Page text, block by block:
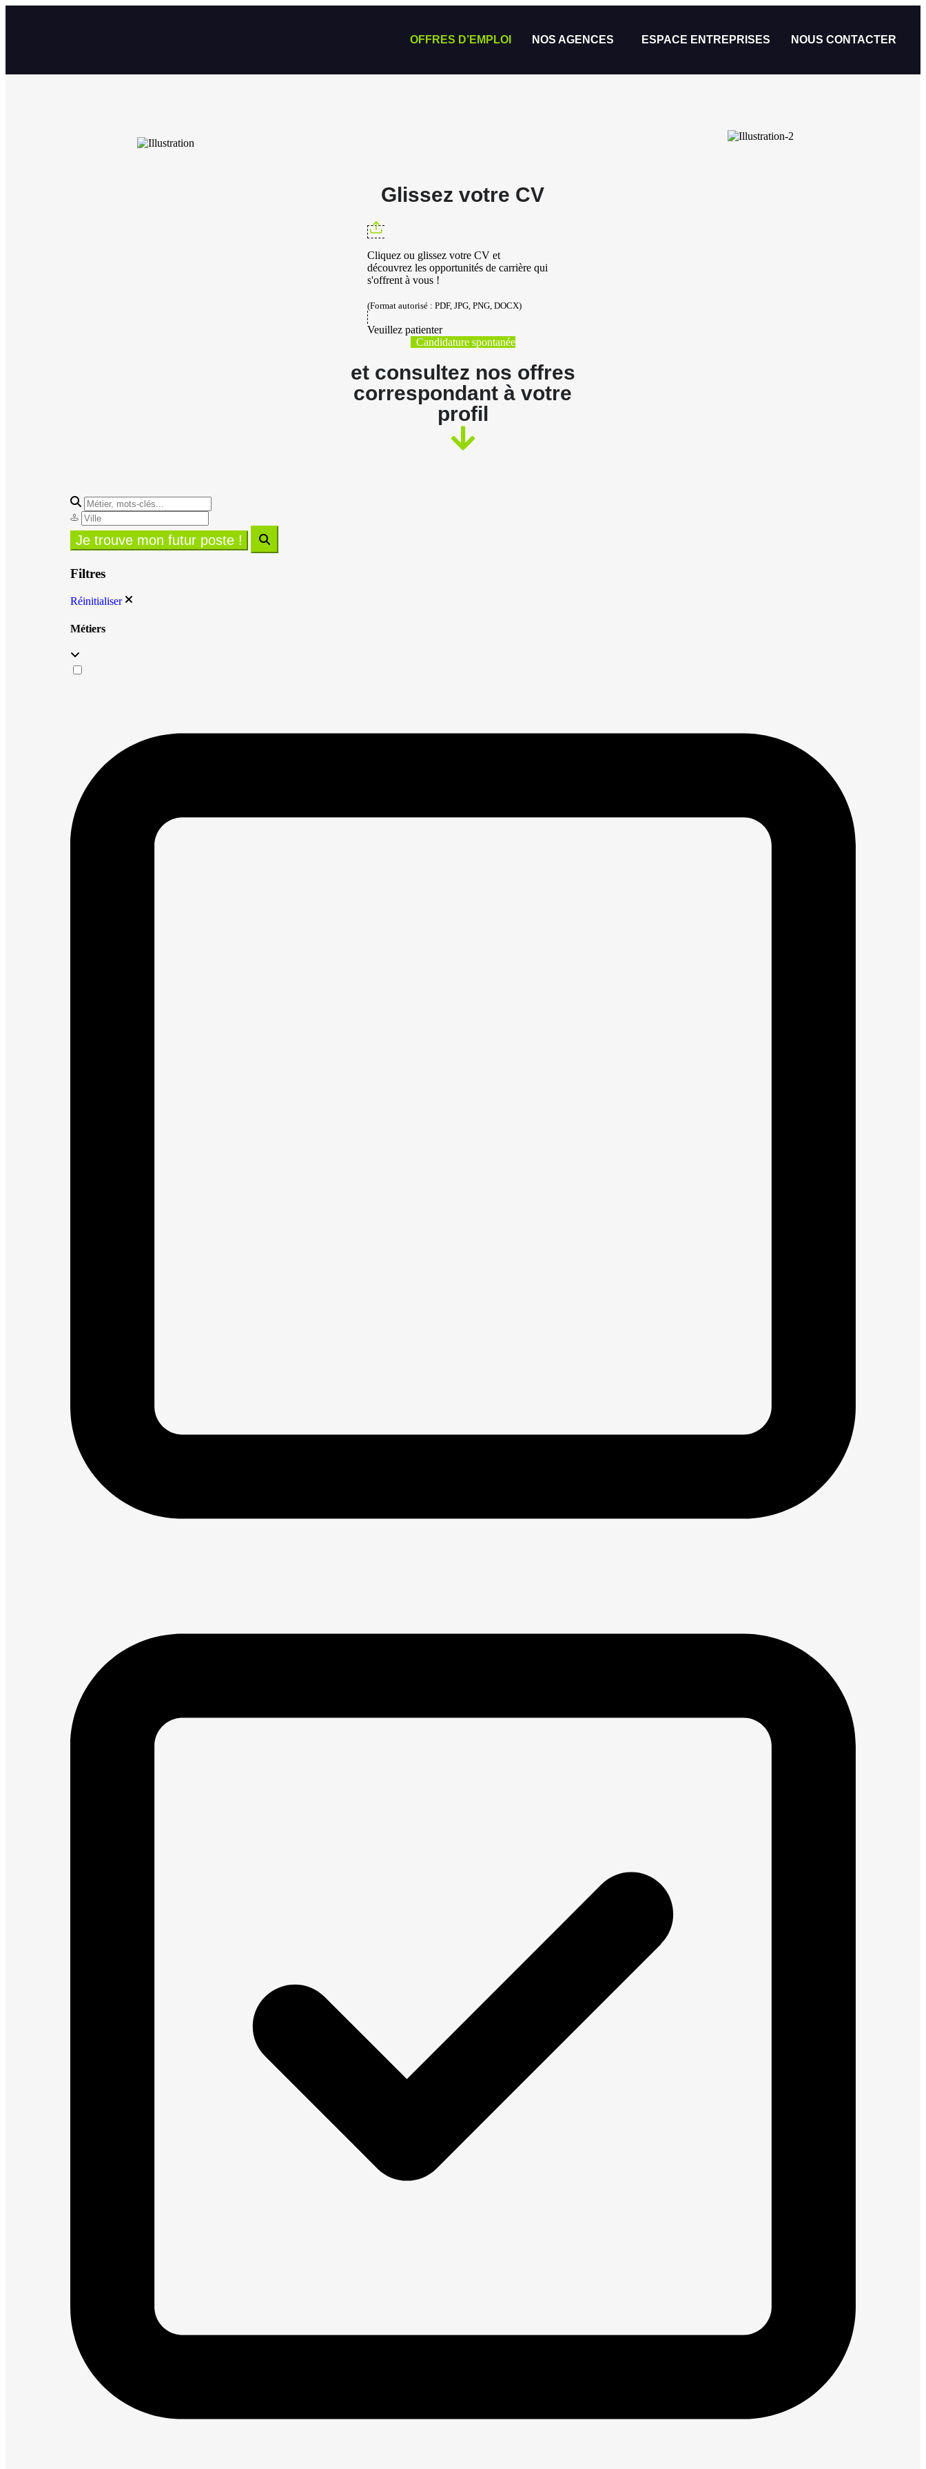
OFFRES D’EMPLOI NOS AGENCES ESPACE ENTREPRISES NOUS CONTACTER
Glissez votre CV
Cliquez ou glissez votre CV et
découvrez les opportunités de carrière qui
s'offrent à vous !
(Format autorisé : PDF, JPG, PNG, DOCX)
Veuillez patienter
Candidature spontanée
et consultez nos offres
correspondant à votre
profil
Filtres
Réinitialiser
Métiers